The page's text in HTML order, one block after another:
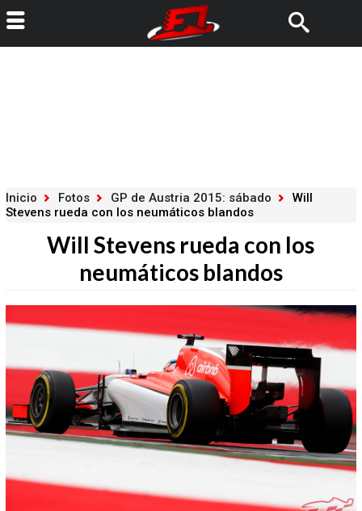
Inicio Fotos GP de Austria 2015: sábado
Will
Stevens rueda con los neumáticos blandos
Will Stevens rueda con los
neumáticos blandos